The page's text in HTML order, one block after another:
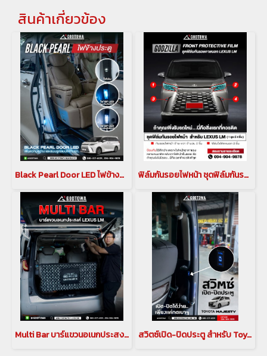
สินค้าเกี่ยวข้อง
Black Pearl Door LED ไฟข้างประตู สำหรับ New Lexus LM รุ่นปี 2024 ฟิล์มกันรอยไฟหน้า ชุดฟิล์มกันรอยไฟหน้า GODZILLA Front Protective Film สำหรับ LEXUS LM 2023 ขึ้นไป
Multi Bar บาร์แขวนอเนกประสงค์ภายในรถ สำหรับรถยนต์ Lexus LM สวิตซ์เปิด-ปิดประตู สำหรับ Toyota Majesty สวิตช์เปิด ปิด ตรงราวมือจับประตูสไลด์ โตโยต้า มาเจสตี้